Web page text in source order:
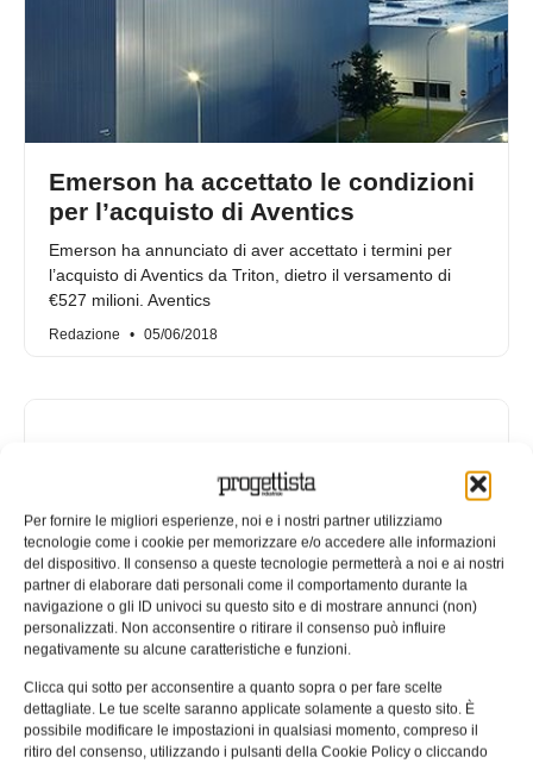
Per fornire le migliori esperienze, noi e i nostri partner utilizziamo
tecnologie come i cookie per memorizzare e/o accedere alle informazioni
del dispositivo. Il consenso a queste tecnologie permetterà a noi e ai nostri
partner di elaborare dati personali come il comportamento durante la
navigazione o gli ID univoci su questo sito e di mostrare annunci (non)
personalizzati. Non acconsentire o ritirare il consenso può influire
negativamente su alcune caratteristiche e funzioni.
Clicca qui sotto per acconsentire a quanto sopra o per fare scelte
dettagliate. Le tue scelte saranno applicate solamente a questo sito. È
possibile modificare le impostazioni in qualsiasi momento, compreso il
ritiro del consenso, utilizzando i pulsanti della Cookie Policy o cliccando
Emerson ha accettato le condizioni
per l’acquisto di Aventics
Emerson ha annunciato di aver accettato i termini per
l’acquisto di Aventics da Triton, dietro il versamento di
€527 milioni. Aventics
Redazione 05/06/2018
La nuova valvola Latching-X
ridefinisce lo standard per le
applicazioni mediche che